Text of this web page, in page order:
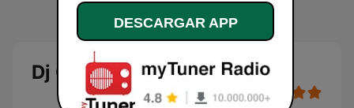
Dj Osso Radio
DESCARGAR APP